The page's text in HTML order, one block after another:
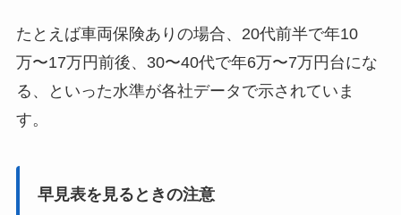
たとえば車両保険ありの場合、20代前半で年10
万〜17万円前後、30〜40代で年6万〜7万円台にな
る、といった水準が各社データで示されていま
す。
早見表を見るときの注意